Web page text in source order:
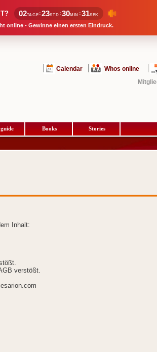
02TAGE :23STD :30MIN :30SEK
online - Gewinne einen ersten Eindruck.
Calendar Whos online
Books Stories
Inhalt:
verstößt.